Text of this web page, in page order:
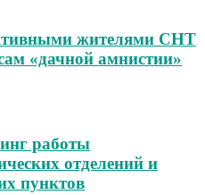
жителями СНТ
«дачной амнистии»
работы
отделений и
пунктов